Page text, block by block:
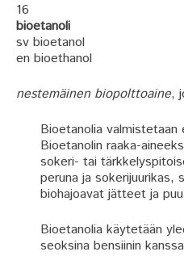
16
bioetanoli
sv bioetanol
en bioethanol
nestemäinen biopolttoaine,
Bioetanolia
Bioetanolin raaka-
sokeri- tai
peruna ja sokerijuurikas,
biohajoavat jätteet ja
Bioetanolia käytetään
seoksina bensiinin